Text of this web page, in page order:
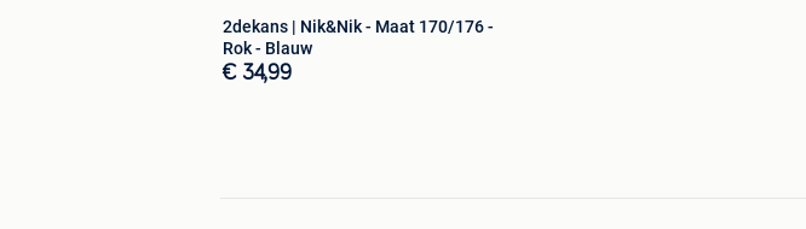
2dekans | Nik&Nik - Maat 170/176 -
Rok - Blauw
€ 34,99